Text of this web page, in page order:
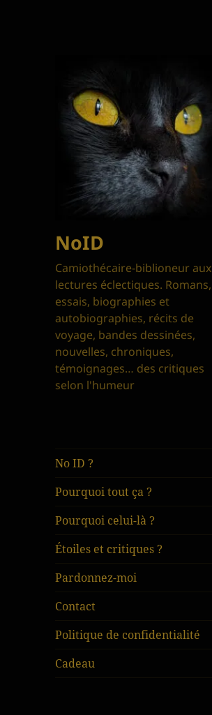
NoID
Camiothécaire-biblioneur aux
lectures éclectiques. Romans,
essais, biographies et
autobiographies, récits de
voyage, bandes dessinées,
nouvelles, chroniques,
témoignages… des critiques
selon l'humeur
No ID ?
Pourquoi tout ça ?
Pourquoi celui-là ?
Étoiles et critiques ?
Pardonnez-moi
Contact
Politique de confidentialité
Cadeau